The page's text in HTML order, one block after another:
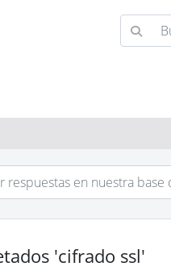
'cifrado ssl'